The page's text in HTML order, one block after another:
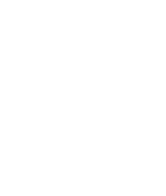
buys